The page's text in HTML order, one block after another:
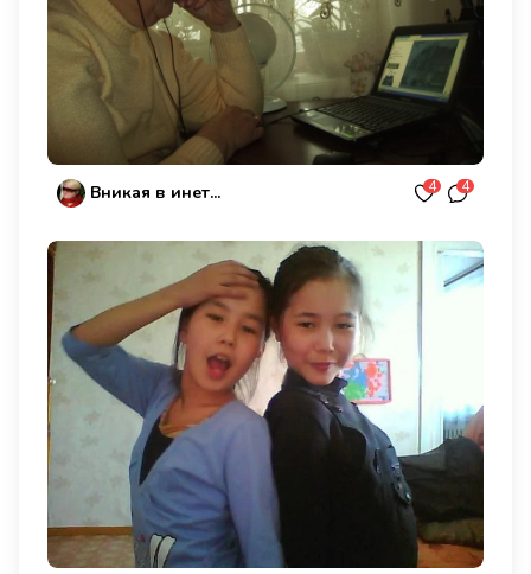
Вникая в инет... 4 4